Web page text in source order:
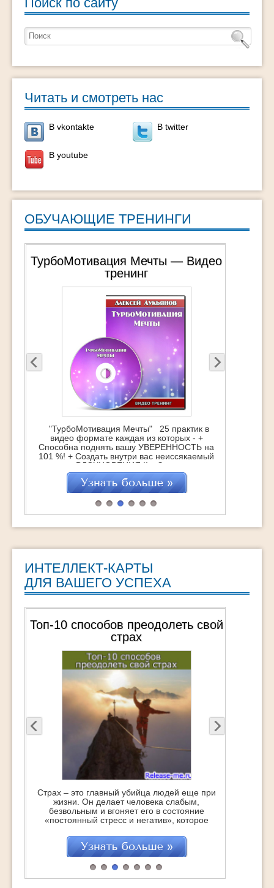
Читать и смотреть нас
В vkontakte В twitter
В youtube
ОБУЧАЮЩИЕ ТРЕНИНГИ
ТурбоМотивация Мечты — Видео
тренинг
"ТурбоМотивация Мечты" 25 практик в
видео формате каждая из которых - +
Способна поднять вашу УВЕРЕННОСТЬ на
101 %! + Создать внутри вас неиссякаемый
источник ВДОХНОВЕНИЯ !! + Зажечь супер-
мотивацию на достижение Мечты !!!
"ТурбоМотивация Мечты" это : 25
практических техник, которые помогут
навсегда обрести Вдохновение Обретение
ИНТЕЛЛЕКТ-КАРТЫ
ДЛЯ ВАШЕГО УСПЕХА
Топ-10 способов преодолеть свой
страх
Страх – это главный убийца людей еще при
жизни. Он делает человека слабым,
безвольным и вгоняет его в состояние
«постоянный стресс и негатив», которое
Это с одной стороны. Но с другой – это
отличная возможность стать сильнее,
поднять самооценку и получить заряд
бодрости и энергии на очень большое